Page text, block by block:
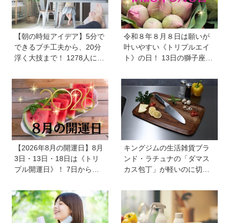
【朝の時短アイデア】5分で
できるプチ工夫から、20分
浮く大技まで！ 1278人に聞
切る工夫を大公開《HugKu
m総研》
令和８年８月８日は願いが
叶いやすい《トリプルエイ
ト》の日！ 13日の獅子座の
注目
【2026年8月の開運日】8月
3日・13日・18日は《トリ
プル開運日》！ 7日から
星」が、天秤座と蠍座に長
期滞在を開始！
キングジムの生活雑貨ブラ
ンド・ラチュナの「ダマス
カス包丁」が軽いのに切れ
スから卒業【プレゼントあ
り】